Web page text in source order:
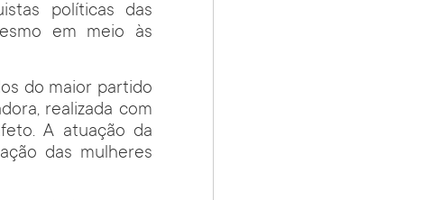
políticas das
em meio às
do maior partido
realizada com
A atuação da
das mulheres